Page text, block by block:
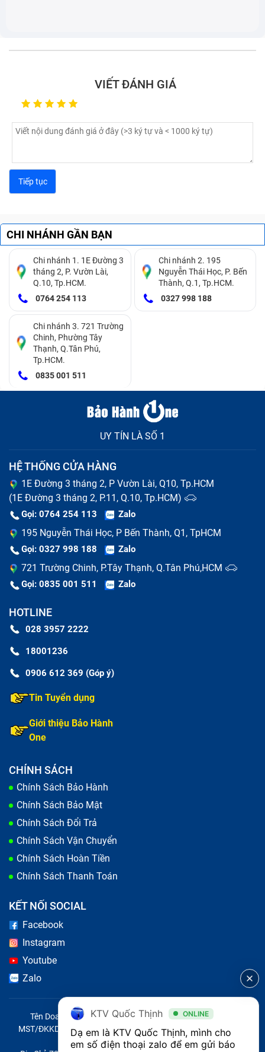
VIẾT ĐÁNH GIÁ
CHI NHÁNH GẦN BẠN
Chi nhánh 1. 1E Đường 3
tháng 2, P. Vườn Lài,
Q.10, Tp.HCM.
0764 254 113
Chi nhánh 2. 195
Nguyễn Thái Học, P. Bến
Thành, Q.1, Tp.HCM.
0327 998 188
Chi nhánh 3. 721 Trường
Chinh, Phường Tây
Thạnh, Q.Tân Phú,
Tp.HCM.
0835 001 511
UY TÍN LÀ SỐ 1
HỆ THỐNG CỬA HÀNG
1E Đường 3 tháng 2, P Vườn Lài, Q10, Tp.HCM
(1E Đường 3 tháng 2, P.11, Q.10, Tp.HCM)
Gọi: 0764 254 113 Zalo
195 Nguyễn Thái Học, P Bến Thành, Q1, TpHCM
Gọi: 0327 998 188 Zalo
721 Trường Chinh, P.Tây Thạnh, Q.Tân Phú,HCM
Gọi: 0835 001 511 Zalo
HOTLINE
028 3957 2222
18001236
0906 612 369 (Góp ý)
Tin Tuyển dụng
Giới thiệu Bảo Hành
One
CHÍNH SÁCH
Chính Sách Bảo Hành
Chính Sách Bảo Mật
Chính Sách Đổi Trả
Chính Sách Vận Chuyển
Chính Sách Hoàn Tiền
Chính Sách Thanh Toán
KẾT NỐI SOCIAL
Facebook
Instagram
Youtube
Zalo
Tên Doanh Nghiệp: CÔNG TY TNHH CITY ONE VIỆT NAM
MST/ĐKKD/QĐTL: 0316569346 do sở KHĐT TP.HCM cấp ngày
14/04/2023
KTV Quốc Thịnh ONLINE
Dạ em là KTV Quốc Thịnh, mình cho
em số điện thoại zalo để em gửi báo